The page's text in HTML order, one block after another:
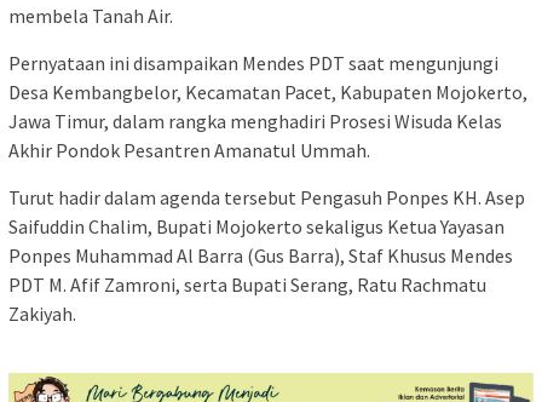
membela Tanah Air.
Pernyataan ini disampaikan Mendes PDT saat mengunjungi
Desa Kembangbelor, Kecamatan Pacet, Kabupaten Mojokerto,
Jawa Timur, dalam rangka menghadiri Prosesi Wisuda Kelas
Akhir Pondok Pesantren Amanatul Ummah.
Turut hadir dalam agenda tersebut Pengasuh Ponpes KH. Asep
Saifuddin Chalim, Bupati Mojokerto sekaligus Ketua Yayasan
Ponpes Muhammad Al Barra (Gus Barra), Staf Khusus Mendes
PDT M. Afif Zamroni, serta Bupati Serang, Ratu Rachmatu
Zakiyah.